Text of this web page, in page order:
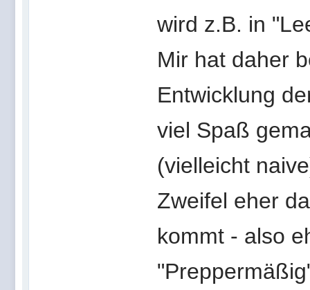
wird z.B. in
Mir hat daher
Entwicklung
viel Spaß
(vielleicht
Zweifel eher
kommt - also